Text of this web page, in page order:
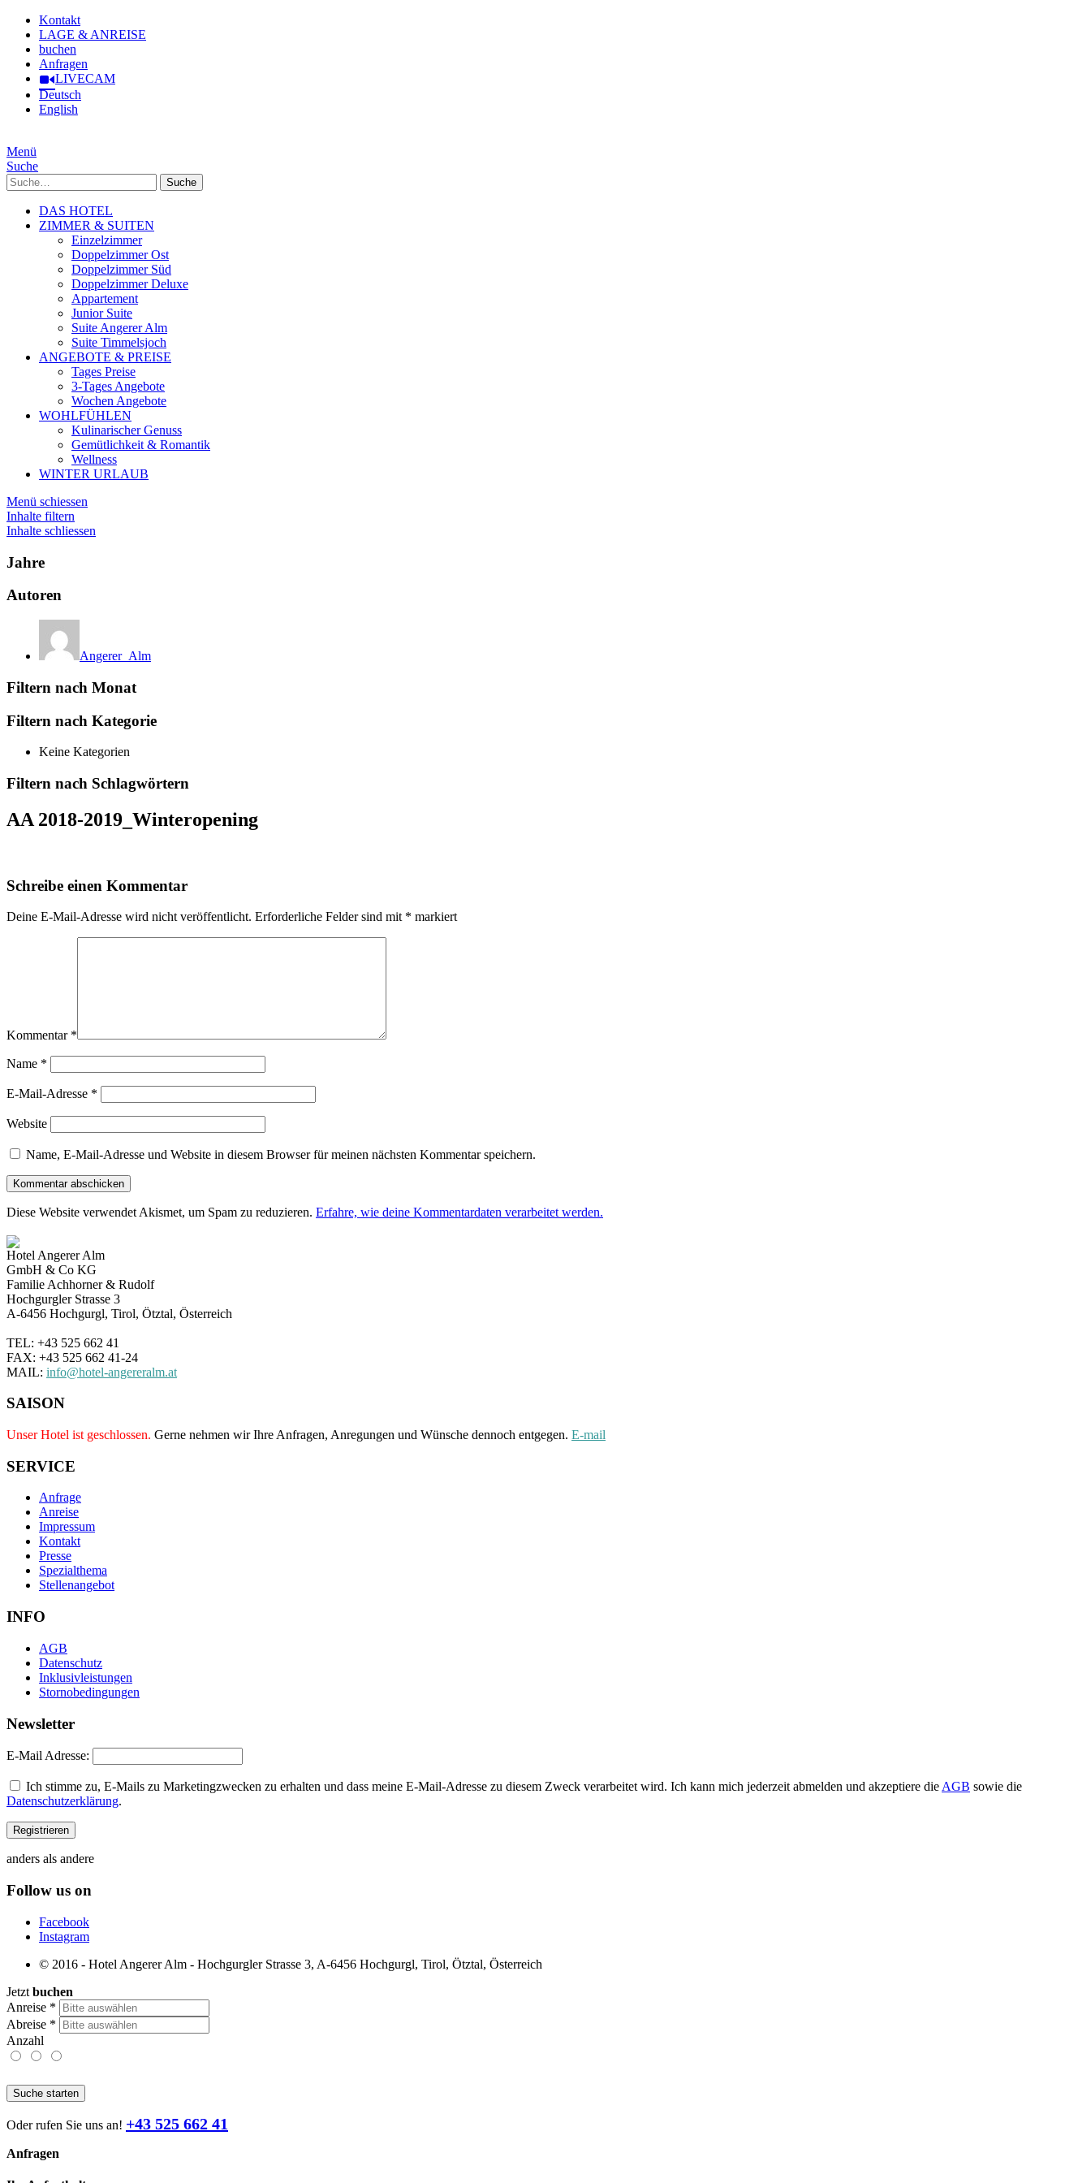
Kontakt
LAGE & ANREISE
buchen
Anfragen
LIVECAM
Deutsch
English
Menü
Suche
Suche
DAS HOTEL
ZIMMER & SUITEN
Einzelzimmer
Doppelzimmer Ost
Doppelzimmer Süd
Doppelzimmer Deluxe
Appartement
Junior Suite
Suite Angerer Alm
Suite Timmelsjoch
ANGEBOTE & PREISE
Tages Preise
3-Tages Angebote
Wochen Angebote
WOHLFÜHLEN
Kulinarischer Genuss
Gemütlichkeit & Romantik
Wellness
WINTER URLAUB
Menü schiessen
Inhalte filtern
Inhalte schliessen
Jahre
Autoren
Angerer_Alm
Filtern nach Monat
Filtern nach Kategorie
Keine Kategorien
Filtern nach Schlagwörtern
AA 2018-2019_Winteropening
Schreibe einen Kommentar
Deine E-Mail-Adresse wird nicht veröffentlicht. Erforderliche Felder sind mit * markiert
Kommentar *
Name *
E-Mail-Adresse *
Website
Name, E-Mail-Adresse und Website in diesem Browser für meinen nächsten Kommentar speichern.
Diese Website verwendet Akismet, um Spam zu reduzieren. Erfahre, wie deine Kommentardaten verarbeitet werden.
Hotel Angerer Alm
GmbH & Co KG
Familie Achhorner & Rudolf
Hochgurgler Strasse 3
A-6456 Hochgurgl, Tirol, Ötztal, Österreich
TEL: +43 525 662 41
FAX: +43 525 662 41-24
MAIL: info@hotel-angereralm.at
SAISON
Unser Hotel ist geschlossen. Gerne nehmen wir Ihre Anfragen, Anregungen und Wünsche dennoch entgegen. E-mail
SERVICE
Anfrage
Anreise
Impressum
Kontakt
Presse
Spezialthema
Stellenangebot
INFO
AGB
Datenschutz
Inklusivleistungen
Stornobedingungen
Newsletter
E-Mail Adresse:
Ich stimme zu, E-Mails zu Marketingzwecken zu erhalten und dass meine E-Mail-Adresse zu diesem Zweck verarbeitet wird. Ich kann mich jederzeit abmelden und akzeptiere die AGB sowie die
Datenschutzerklärung.
anders als andere
Follow us on
Facebook
Instagram
© 2016 - Hotel Angerer Alm - Hochgurgler Strasse 3, A-6456 Hochgurgl, Tirol, Ötztal, Österreich
Jetzt buchen
Anreise *
Abreise *
Anzahl
Suche starten
Oder rufen Sie uns an! +43 525 662 41
Anfragen